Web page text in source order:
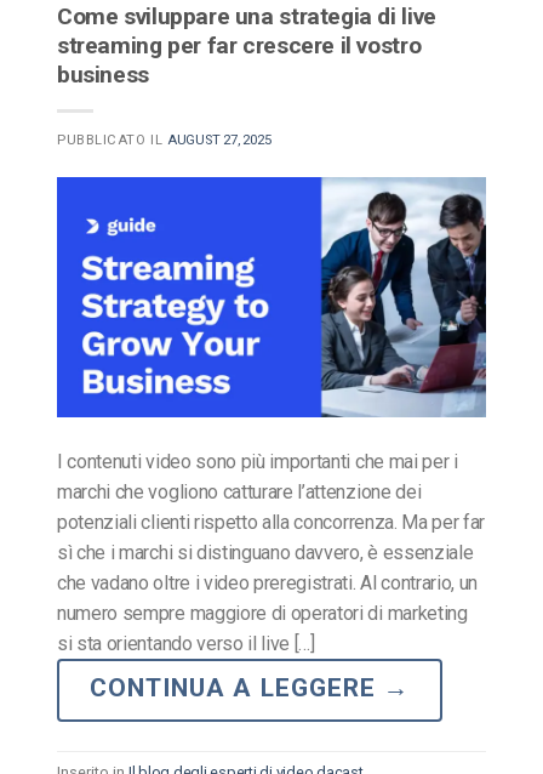
Come sviluppare una strategia di live
streaming per far crescere il vostro
business
PUBBLICATO IL AUGUST 27, 2025
I contenuti video sono più importanti che mai per i
marchi che vogliono catturare l’attenzione dei
potenziali clienti rispetto alla concorrenza. Ma per far
sì che i marchi si distinguano davvero, è essenziale
che vadano oltre i video preregistrati. Al contrario, un
numero sempre maggiore di operatori di marketing
si sta orientando verso il live […]
CONTINUA A LEGGERE →